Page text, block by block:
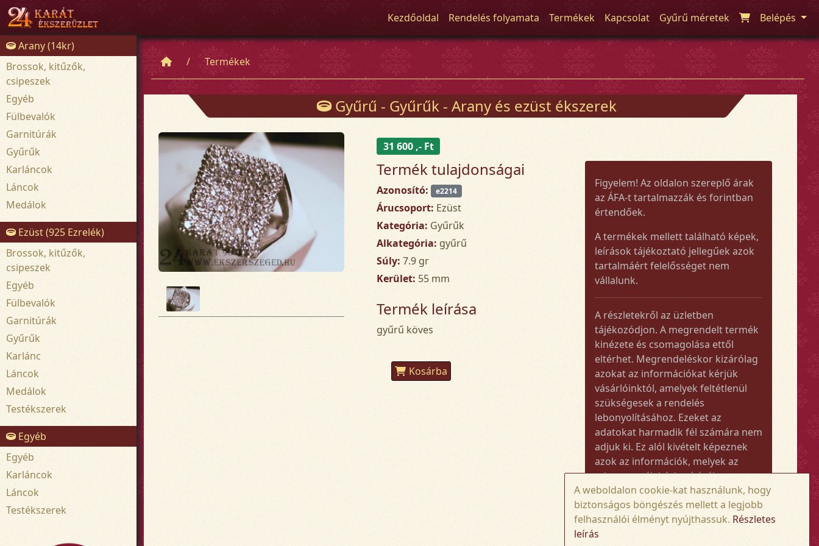
Kezdőoldal Rendelés folyamata Termékek Kapcsolat Gyűrű méretek Belépés
Arany (14kr)
Brossok, kitűzők,
csipeszek
Egyéb
Fülbevalók
Garnitúrák
Gyűrűk
Karláncok
Láncok
Medálok
Ezüst (925 Ezrelék)
Brossok, kitűzők,
csipeszek
Egyéb
Fülbevalók
Garnitúrák
Gyűrűk
Karlánc
Láncok
Medálok
Testékszerek
Egyéb
Egyéb
Karláncok
Láncok
Testékszerek
Termékek
Gyűrű - Gyűrűk - Arany és ezüst ékszerek
31 600 ,- Ft
Termék tulajdonságai
Azonosító: e2214
Árucsoport: Ezüst
Kategória: Gyűrűk
Alkategória: gyűrű
Súly: 7.9 gr
Kerület: 55 mm
Termék leírása
gyűrű köves
Kosárba
Figyelem! Az oldalon szereplő árak
az ÁFA-t tartalmazzák és forintban
értendőek.
A termékek mellett található képek,
leírások tájékoztató jellegűek azok
tartalmáért felelősséget nem
vállalunk.
A részletekről az üzletben
tájékozódjon. A megrendelt termék
kinézete és csomagolása ettől
eltérhet. Megrendeléskor kizárólag
azokat az információkat kérjük
vásárlóinktól, amelyek feltétlenül
szükségesek a rendelés
lebonyolításához. Ezeket az
adatokat harmadik fél számára nem
adjuk ki. Ez alól kivételt képeznek
azok az információk, melyek az
adott termék kézbesítéséhez vagy
kiszállításához szükségesek.
Amennyiben a megrendelt termék
összege meghaladja az 50.000 Ft-ot,
A weboldalon cookie-kat használunk, hogy
biztonságos böngészés mellett a legjobb
felhasználói élményt nyújthassuk. Részletes
leírás